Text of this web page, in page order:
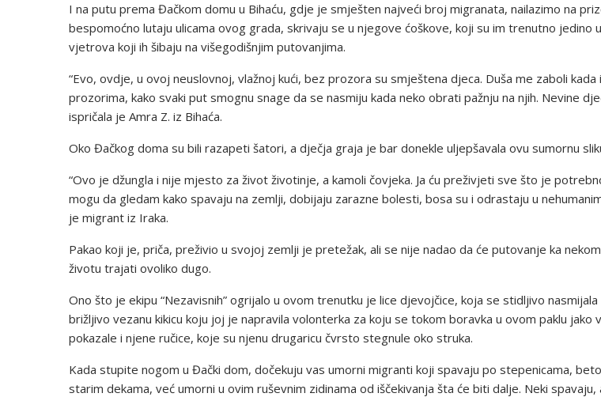
I na putu prema Đačkom domu u Bihaću, gdje je smješten najveći broj migranata, nailazimo na
bespomoćno lutaju ulicama ovog grada, skrivaju se u njegove ćoškove, koji su im trenutno jedino
vjetrova koji ih šibaju na višegodišnjim putovanjima.
“Evo, ovdje, u ovoj neuslovnoj, vlažnoj kući, bez prozora su smještena djeca. Duša me zaboli kada
prozorima, kako svaki put smognu snage da se nasmiju kada neko obrati pažnju na njih. Nevine
ispričala je Amra Z. iz Bihaća.
Oko Đačkog doma su bili razapeti šatori, a dječja graja je bar donekle uljepšavala ovu sumornu
“Ovo je džungla i nije mjesto za život životinje, a kamoli čovjeka. Ja ću preživjeti sve što je
mogu da gledam kako spavaju na zemlji, dobijaju zarazne bolesti, bosa su i odrastaju u
je migrant iz Iraka.
Pakao koji je, priča, preživio u svojoj zemlji je pretežak, ali se nije nadao da će putovanje ka
životu trajati ovoliko dugo.
Ono što je ekipu “Nezavisnih” ogrijalo u ovom trenutku je lice djevojčice, koja se stidljivo nasmijala
brižljivo vezanu kikicu koju joj je napravila volonterka za koju se tokom boravka u ovom paklu jako
pokazale i njene ručice, koje su njenu drugaricu čvrsto stegnule oko struka.
Kada stupite nogom u Đački dom, dočekuju vas umorni migranti koji spavaju po stepenicama,
starim dekama, već umorni u ovim ruševnim zidinama od iščekivanja šta će biti dalje. Neki spavaju,